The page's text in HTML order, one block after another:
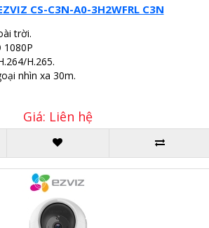
CS-C3N-A0-3H2WFRL C3N
trời.
1080P
H.265.
nhìn xa 30m.
Giá: Liên hệ